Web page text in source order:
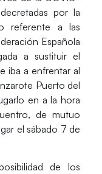
por la
referente a las
Española
a sustituir el
iba a enfrentar al
Puerto del
en a la hora
de mutuo
el sábado 7 de
de los